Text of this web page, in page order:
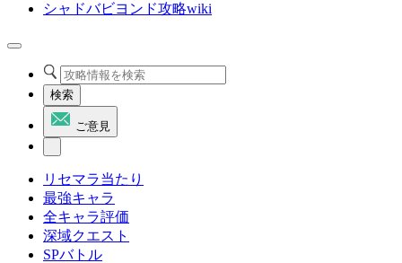
シャドバビヨンド攻略wiki
検索
ご意見
リセマラ当たり
最強キャラ
全キャラ評価
深域クエスト
SPバトル